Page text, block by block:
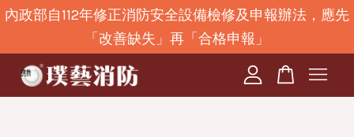
內政部自112年修正消防安全設備檢修及申報辦法，應先
「改善缺失」再「合格申報」
您的購物車目前還是空的。